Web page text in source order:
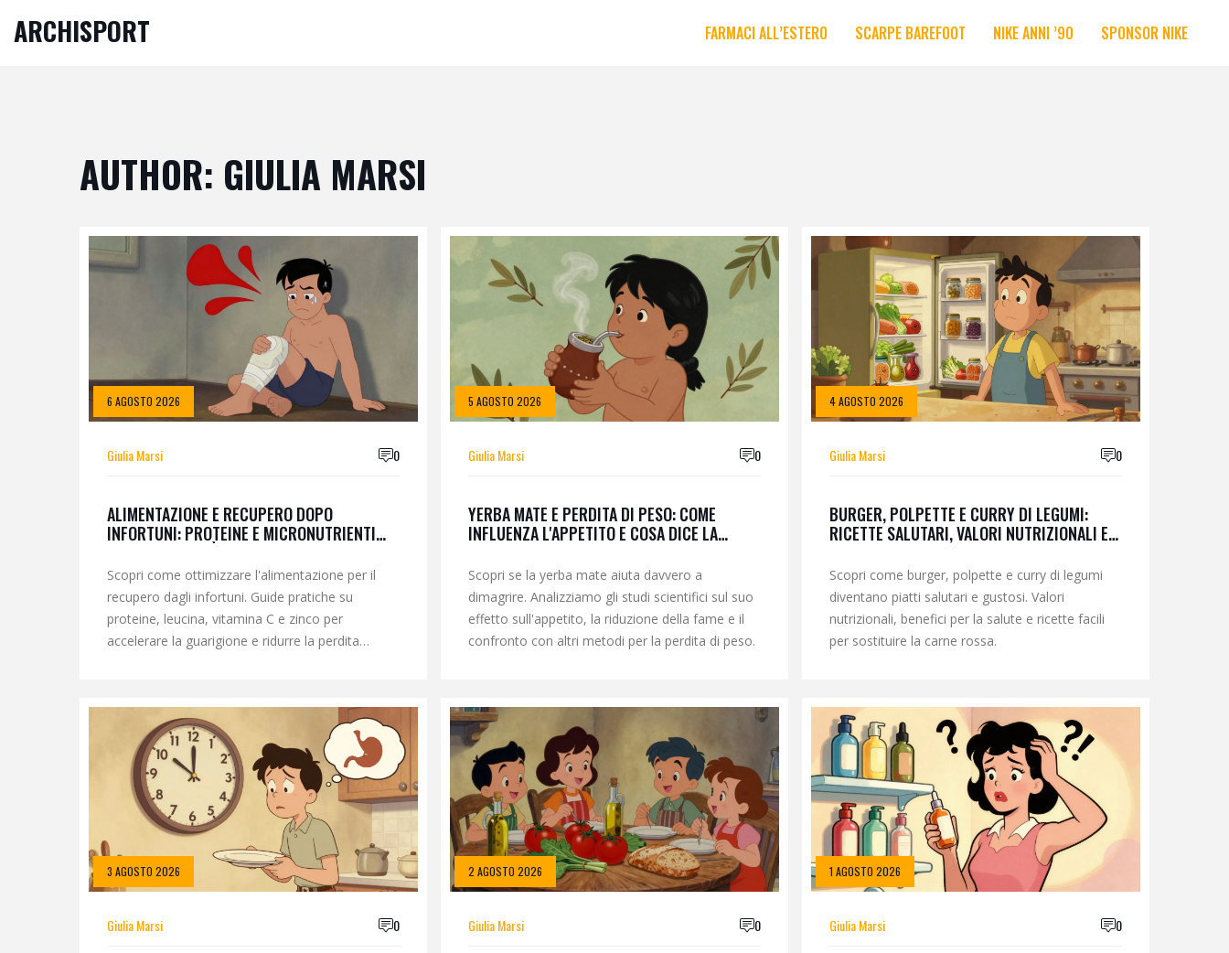
ARCHISPORT FARMACI ALL’ESTERO SCARPE BAREFOOT NIKE ANNI ’90 SPONSOR NIKE
AUTHOR: GIULIA MARSI
6 AGOSTO 2026
Giulia Marsi 0
ALIMENTAZIONE E RECUPERO DOPO
INFORTUNI: PROTEINE E MICRONUTRIENTI
Scopri come ottimizzare l'alimentazione per il
recupero dagli infortuni. Guide pratiche su
proteine, leucina, vitamina C e zinco per
accelerare la guarigione e ridurre la perdita
5 AGOSTO 2026
Giulia Marsi 0
YERBA MATE E PERDITA DI PESO: COME
INFLUENZA L'APPETITO E COSA DICE LA
Scopri se la yerba mate aiuta davvero a
dimagrire. Analizziamo gli studi scientifici sul suo
effetto sull'appetito, la riduzione della fame e il
confronto con altri metodi per la perdita di peso.
4 AGOSTO 2026
Giulia Marsi 0
BURGER, POLPETTE E CURRY DI LEGUMI:
RICETTE SALUTARI, VALORI NUTRIZIONALI E
Scopri come burger, polpette e curry di legumi
diventano piatti salutari e gustosi. Valori
nutrizionali, benefici per la salute e ricette facili
per sostituire la carne rossa.
3 AGOSTO 2026
Giulia Marsi 0
2 AGOSTO 2026
Giulia Marsi 0
1 AGOSTO 2026
Giulia Marsi 0